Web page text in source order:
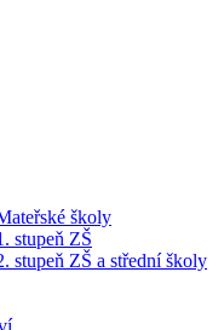
školy
stupeň ZŠ
stupeň ZŠ a střední školy